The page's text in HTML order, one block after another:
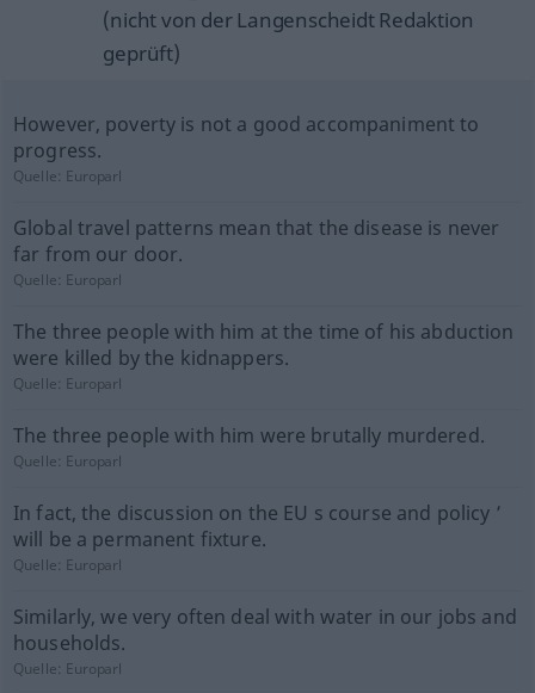
(nicht von der Langenscheidt Redaktion
geprüft)
However, poverty is not a good accompaniment to
progress.
Quelle: Europarl
Global travel patterns mean that the disease is never
far from our door.
Quelle: Europarl
The three people with him at the time of his abduction
were killed by the kidnappers.
Quelle: Europarl
The three people with him were brutally murdered.
Quelle: Europarl
In fact, the discussion on the EU s course and policy ’
will be a permanent fixture.
Quelle: Europarl
Similarly, we very often deal with water in our jobs and
households.
Quelle: Europarl